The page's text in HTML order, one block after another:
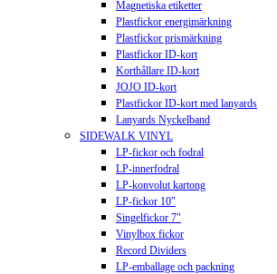
Magnetiska etiketter
Plastfickor energimärkning
Plastfickor prismärkning
Plastfickor ID-kort
Korthållare ID-kort
JOJO ID-kort
Plastfickor ID-kort med lanyards
Lanyards Nyckelband
SIDEWALK VINYL
LP-fickor och fodral
LP-innerfodral
LP-konvolut kartong
LP-fickor 10″
Singelfickor 7″
Vinylbox fickor
Record Dividers
LP-emballage och packning